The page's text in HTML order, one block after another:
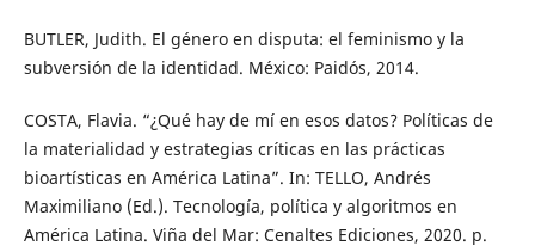
BUTLER, Judith. El género en disputa: el feminismo y la
subversión de la identidad. México: Paidós, 2014.
COSTA, Flavia. “¿Qué hay de mí en esos datos? Políticas de
la materialidad y estrategias críticas en las prácticas
bioartísticas en América Latina”. In: TELLO, Andrés
Maximiliano (Ed.). Tecnología, política y algoritmos en
América Latina. Viña del Mar: Cenaltes Ediciones, 2020. p.